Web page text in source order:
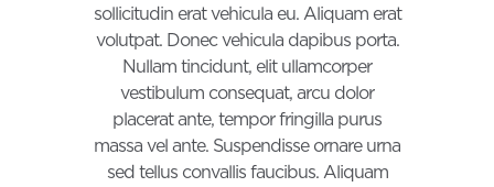
sollicitudin erat vehicula eu. Aliquam erat
volutpat. Donec vehicula dapibus porta.
Nullam tincidunt, elit ullamcorper
vestibulum consequat, arcu dolor
placerat ante, tempor fringilla purus
massa vel ante. Suspendisse ornare urna
sed tellus convallis faucibus. Aliquam